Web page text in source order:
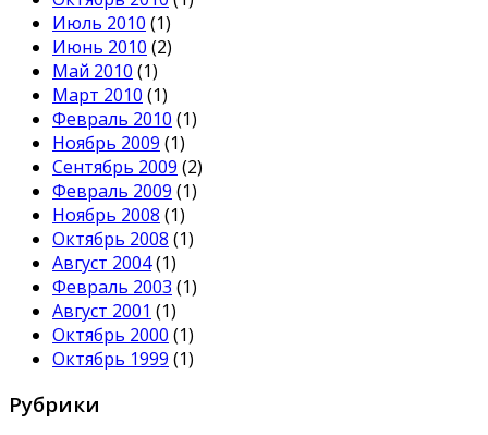
Июль 2010 (1)
Июнь 2010 (2)
Май 2010 (1)
Март 2010 (1)
Февраль 2010 (1)
Ноябрь 2009 (1)
Сентябрь 2009 (2)
Февраль 2009 (1)
Ноябрь 2008 (1)
Октябрь 2008 (1)
Август 2004(1)
Февраль 2003 (1)
Август 2001 (1)
Октябрь 2000 (1)
Октябрь 1999 (1)
Рубрики